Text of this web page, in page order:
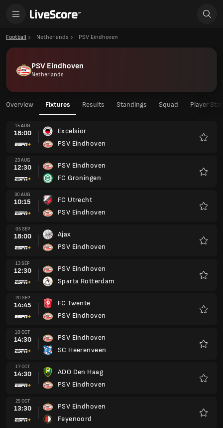
Football Netherlands PSV Eindhoven
PSV Eindhoven
Netherlands
Overview Fixtures Results Standings Squad Player
15 AUG
18:00
Excelsior
PSV Eindhoven
23 AUG
12:30
PSV Eindhoven
FC Groningen
30 AUG
10:15
FC Utrecht
PSV Eindhoven
05 SEP
18:00
Ajax
PSV Eindhoven
13 SEP
12:30
PSV Eindhoven
Sparta Rotterdam
20 SEP
14:45
FC Twente
PSV Eindhoven
10 OCT
14:30
PSV Eindhoven
SC Heerenveen
17 OCT
14:30
ADO Den Haag
PSV Eindhoven
25 OCT
13:30
PSV Eindhoven
Feyenoord